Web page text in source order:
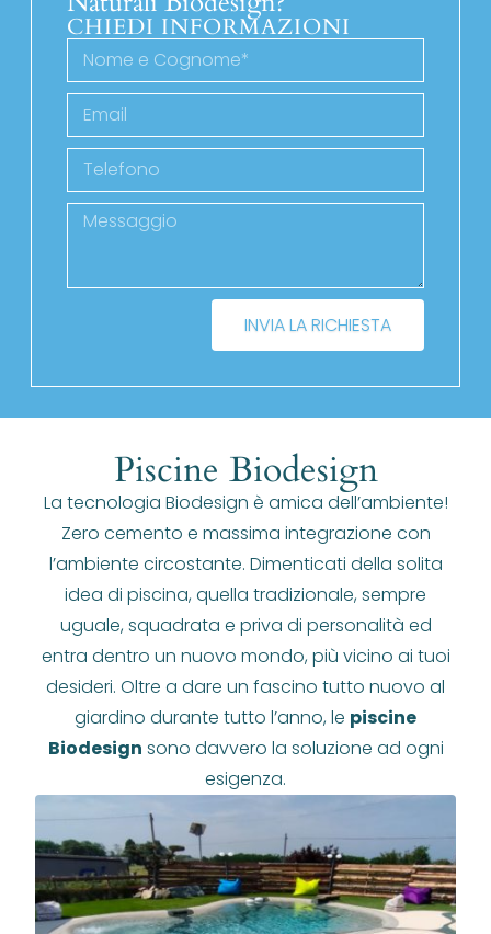
CHIEDI INFORMAZIONI
INVIA LA RICHIESTA
Piscine Biodesign
La tecnologia Biodesign è amica dell’ambiente!
Zero cemento e massima integrazione con
l’ambiente circostante. Dimenticati della solita
idea di piscina, quella tradizionale, sempre
uguale, squadrata e priva di personalità ed
entra dentro un nuovo mondo, più vicino ai tuoi
desideri. Oltre a dare un fascino tutto nuovo al
giardino durante tutto l’anno, le piscine
Biodesign sono davvero la soluzione ad ogni
esigenza.